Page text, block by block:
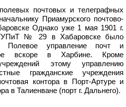
почтовых и телеграфных
Приамурского почтово-
Однако уже 1 мая 1901 г.
ГУПиТ № 29 в Хабаровске было
Полевое управление почт и
вскоре в Харбине. Кроме
этому управлению
гражданские учреждения
контора в Порт-Артуре и
в Талиенване (порт г. Дальнего).